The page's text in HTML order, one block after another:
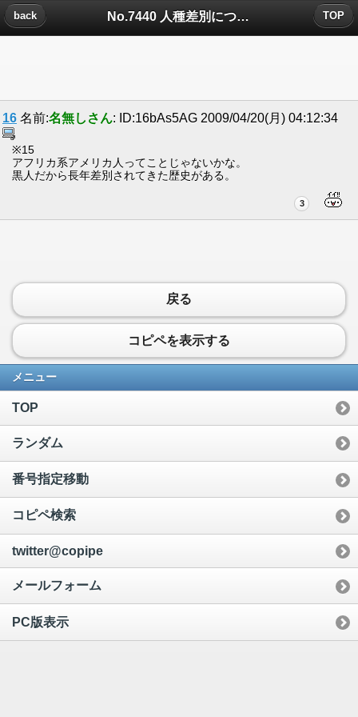
No.7440 人種差別についたコメント
back TOP
16 名前:名無しさん: ID:16bAs5AG 2009/04/20(月) 04:12:34
※15
アフリカ系アメリカ人ってことじゃないかな。
黒人だから長年差別されてきた歴史がある。
3
戻る
コピペを表示する
メニュー
TOP
ランダム
番号指定移動
コピペ検索
twitter@copipe
メールフォーム
PC版表示